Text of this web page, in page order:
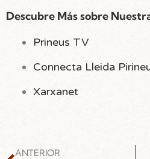
Descubre Más sobre
Prineus TV
Connecta Lleida
Xarxanet
ANTERIOR